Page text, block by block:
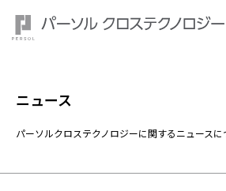
ニュース
パーソルクロステクノロジーに関するニュースに